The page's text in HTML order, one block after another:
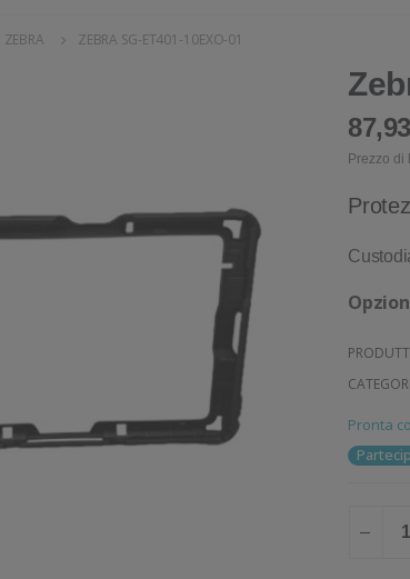
ZEBRA ZEBRA SG-ET401-10EXO-01
Prezzo di
Pronta